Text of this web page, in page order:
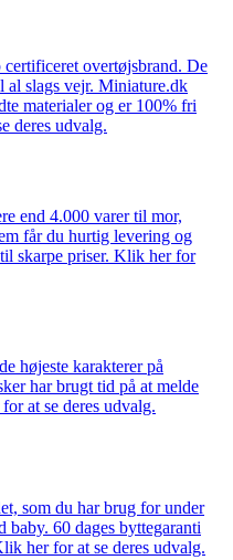
overtøjsbrand. De
al slags vejr. Miniature.dk
materialer og er 100% fri
deres udvalg.
end 4.000 varer til mor,
får du hurtig levering og
skarpe priser. Klik her for
højeste karakterer på
har brugt tid på at melde
at se deres udvalg.
som du har brug for under
60 dages byttegaranti
her for at se deres udvalg.